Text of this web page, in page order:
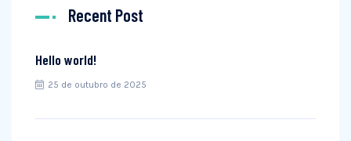
Recent Post
Hello world!
25 de outubro de 2025